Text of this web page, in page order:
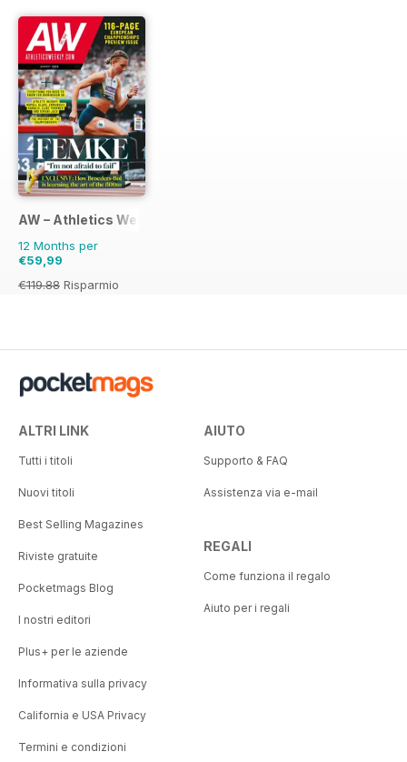
AW – Athletics Weekly Magazine
12 Months per
€59,99
€119.88 Risparmio
ALTRI LINK
Tutti i titoli
Nuovi titoli
Best Selling Magazines
Riviste gratuite
Pocketmags Blog
I nostri editori
Plus+ per le aziende
Informativa sulla privacy
California e USA Privacy
Termini e condizioni
AIUTO
Supporto & FAQ
Assistenza via e-mail
REGALI
Come funziona il regalo
Aiuto per i regali